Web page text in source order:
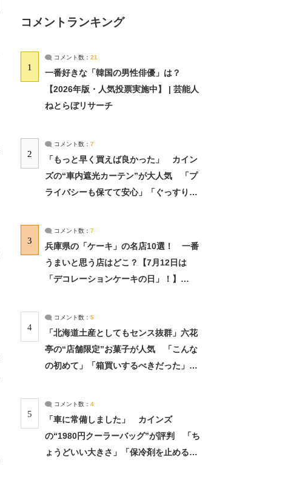
コメントランキング
1
コメント数： 21
一番好きな「韓国の男性俳優」は？
【2026年版・人気投票実施中】 | 芸能人
ねとらぼリサーチ
2
コメント数： 7
「もっと早く買えば良かった」 カイン
ズの“車内遮光カーテン”が大人気 「プ
ライバシーも保てて安心」「ぐっすり眠
3
コメント数： 7
兵庫県の「ケーキ」の名店10選！ 一番
うまいと思う店はどこ？【7月12日は
「デコレーションケーキの日」！】
4
コメント数： 5
「北海道土産としてもセンス抜群」六花
亭の“店舗限定”お菓子が人気 「こんな
の初めて」「箱買いするべきだった」
5
コメント数： 4
「車に常備しました」 カインズ
の“1980円クーラーバッグ”が評判 「ち
ょうどいい大きさ」「保冷剤を止めるベ